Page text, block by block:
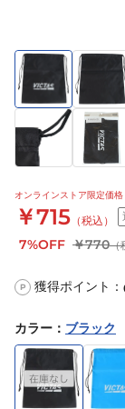
オンラインストア限定価格
￥715 （税込）
7%OFF ￥770（
P 獲得ポイント：
カラー ： ブラック